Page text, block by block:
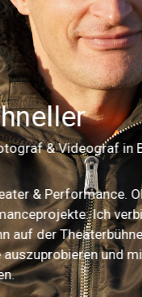
& Videograf in
& Performance.
Ich
auf der
und